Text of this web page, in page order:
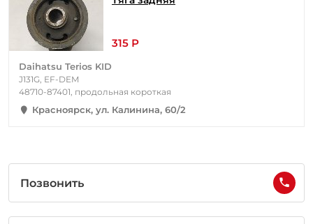
315 Р
Daihatsu Terios KID
J131G, EF-DEM
48710-87401, продольная короткая
Красноярск, ул. Калинина, 60/2
Позвонить